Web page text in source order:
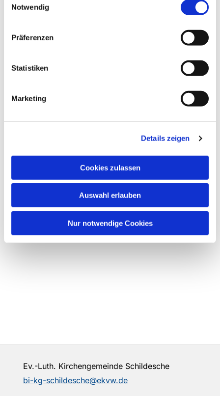
Notwendig
Präferenzen
Statistiken
Marketing
Details zeigen
Cookies zulassen
Auswahl erlauben
Nur notwendige Cookies
Ev.-Luth. Kirchengemeinde Schildesche
bi-kg-schildesche@ekvw.de